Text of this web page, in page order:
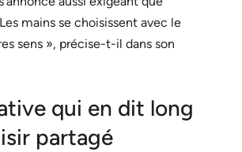
mains se choisissent avec le
sens », précise-t-il dans son
qui en dit long
partagé